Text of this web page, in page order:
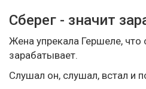
Сберег - значит
Жена упрекала Гершеле, что
зарабатывает.
Слушал он, слушал, встал и